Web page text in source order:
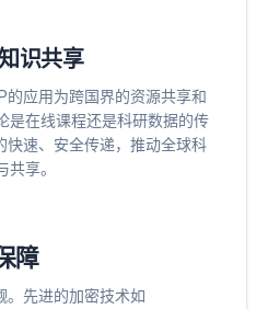
识共享
的应用为跨国界的资源共享和
是在线课程还是科研数据的传
快速、安全传递，推动全球科
享。
障
。先进的加密技术如